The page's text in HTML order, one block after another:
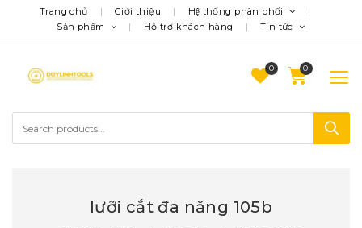
Trang chủ Giới thiệu
Hệ thống phân phối
Sản phẩm
Hỗ trợ khách hàng Tin tức
0
lưỡi cắt đa năng 105b